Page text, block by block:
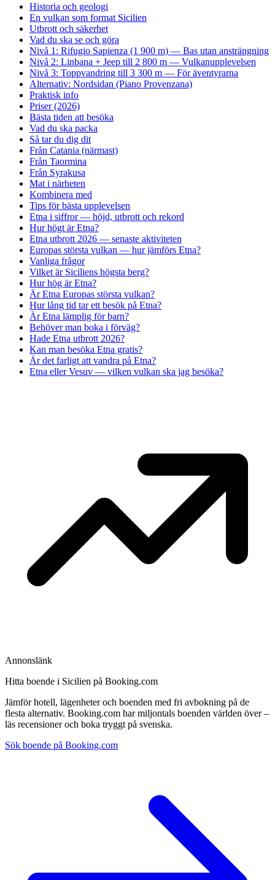
Historia och geologi
En vulkan som format Sicilien
Utbrott och säkerhet
Vad du ska se och göra
Nivå 1: Rifugio Sapienza (1 900 m) — Bas utan ansträngning
Nivå 2: Linbana + Jeep till 2 800 m — Vulkanupplevelsen
Nivå 3: Toppvandring till 3 300 m — För äventyrarna
Alternativ: Nordsidan (Piano Provenzana)
Praktisk info
Priser (2026)
Bästa tiden att besöka
Vad du ska packa
Så tar du dig dit
Från Catania (närmast)
Från Taormina
Från Syrakusa
Mat i närheten
Kombinera med
Tips för bästa upplevelsen
Etna i siffror — höjd, utbrott och rekord
Hur högt är Etna?
Etna utbrott 2026 — senaste aktiviteten
Europas största vulkan — hur jämförs Etna?
Vanliga frågor
Vilket är Siciliens högsta berg?
Hur hög är Etna?
Är Etna Europas största vulkan?
Hur lång tid tar ett besök på Etna?
Är Etna lämplig för barn?
Behöver man boka i förväg?
Hade Etna utbrott 2026?
Kan man besöka Etna gratis?
Är det farligt att vandra på Etna?
Etna eller Vesuv — vilken vulkan ska jag besöka?
Annonslänk
Hitta boende i Sicilien på Booking.com
Jämför hotell, lägenheter och boenden med fri avbokning på de
flesta alternativ. Booking.com har miljontals boenden världen över –
läs recensioner och boka tryggt på svenska.
Sök boende på Booking.com